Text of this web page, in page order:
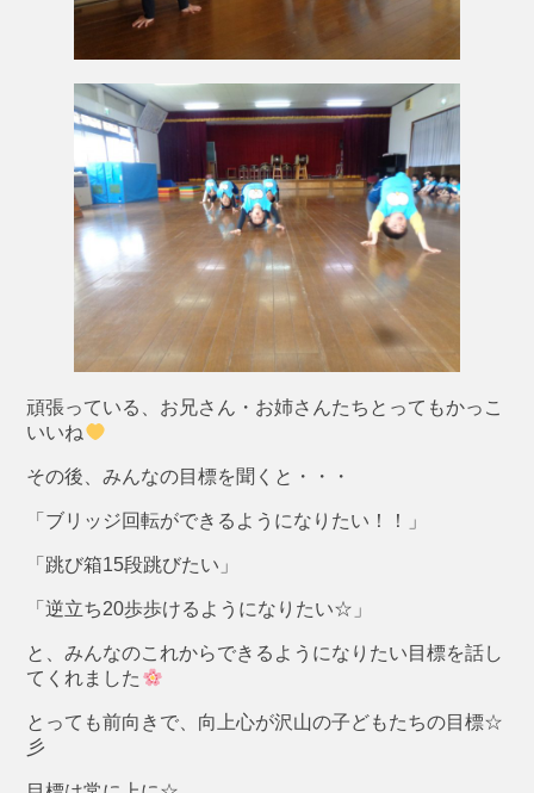
頑張っている、お兄さん・お姉さんたちとってもかっこ
いいね
その後、みんなの目標を聞くと・・・
「ブリッジ回転ができるようになりたい！！」
「跳び箱15段跳びたい」
「逆立ち20歩歩けるようになりたい☆」
と、みんなのこれからできるようになりたい目標を話し
てくれました
とっても前向きで、向上心が沢山の子どもたちの目標☆
彡